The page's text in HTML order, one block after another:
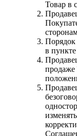
Товар в
Порядок
в